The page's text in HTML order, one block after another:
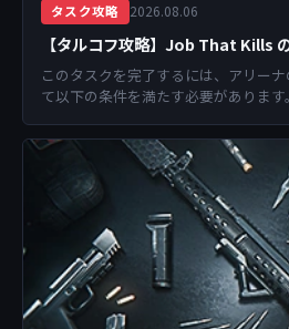
タスク攻略 2026.08.06
【タルコフ攻略】Job That Kills
このタスクを完了するには、アリー
て以下の条件を満たす必要があります。